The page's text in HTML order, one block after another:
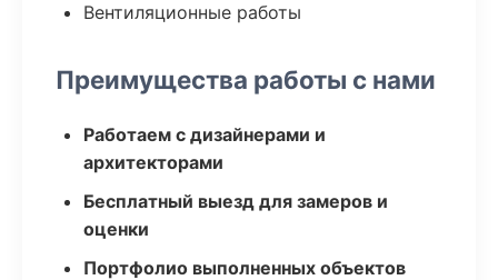
Вентиляционные работы
Преимущества работы с нами
Работаем с дизайнерами и
архитекторами
Бесплатный выезд для замеров и
оценки
Портфолио выполненных объектов